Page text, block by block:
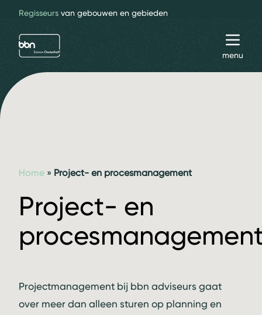
Regisseurs van gebouwen en gebieden
bbn adviseurs
menu
Home » Project- en procesmanagement
Project- en
Projectmanagement bij bbn adviseurs gaat
over meer dan alleen sturen op planning en